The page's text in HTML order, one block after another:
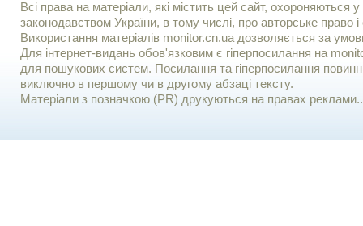
Всі права на матеріали, які містить цей сайт, охороняються у
законодавством України, в тому числі, про авторське право і
Використання матерiалiв monitor.cn.ua дозволяється за
Для iнтернет-видань обов'язковим є гiперпосилання на
для пошукових систем. Посилання та гіперпосилання
виключно в першому чи в другому абзаці тексту.
Матеріали з позначкою (PR) друкуються на правах реклами..